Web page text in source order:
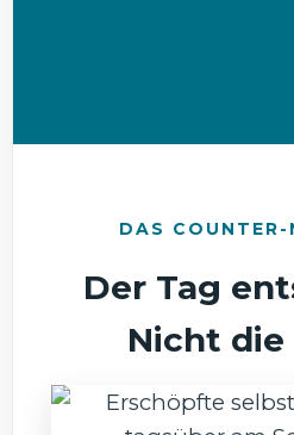
DAS COUNTER-
Der Tag
Nicht die